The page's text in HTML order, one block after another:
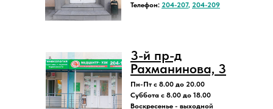
Телефон: 204-207, 204-209
3-й пр-д
Рахманинова, 3
Пн-Пт с 8.00 до 20.00
Суббота с 8.00 до 18.00
Воскресенье - выходной